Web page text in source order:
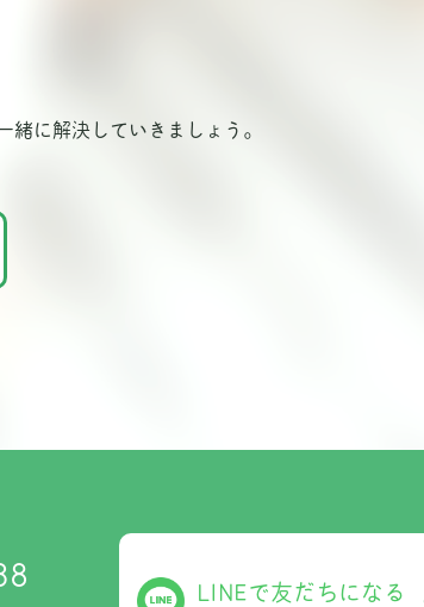
緒に解決していきましょう。
LINEで友だちになる